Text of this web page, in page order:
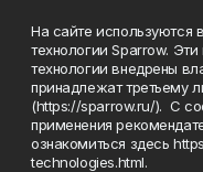
На сайте используются
технологии Sparrow.
технологии внедрены
принадлежат третьему
(https://sparrow.ru/). С
применения
ознакомиться здесь
technologies.html.